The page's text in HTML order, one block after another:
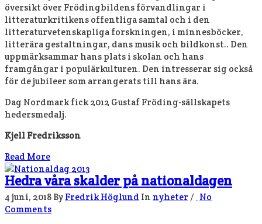
översikt över Frödingbildens förvandlingar i
litteraturkritikens offentliga samtal och i den
litteraturvetenskapliga forskningen, i minnesböcker,
litterära gestaltningar, dans musik och bildkonst.. Den
uppmärksammar hans plats i skolan och hans
framgångar i populärkulturen. Den intresserar sig också
för de jubileer som arrangerats till hans ära.
Dag Nordmark fick 2012 Gustaf Fröding-sällskapets
hedersmedalj.
Kjell Fredriksson
Read More
Hedra våra skalder på nationaldagen
4 juni, 2018 By Fredrik Höglund In nyheter / No
Comments